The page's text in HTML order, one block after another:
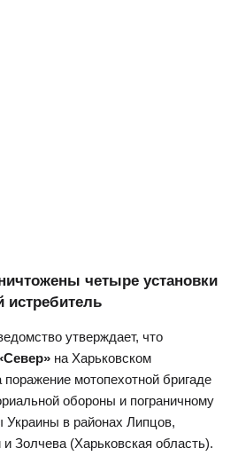
четыре установки
истребитель
утверждает, что
на Харьковском
мотопехотной бригаде
обороны и пограничному
Украины в районах Липцов,
Золчева (Харьковская область).